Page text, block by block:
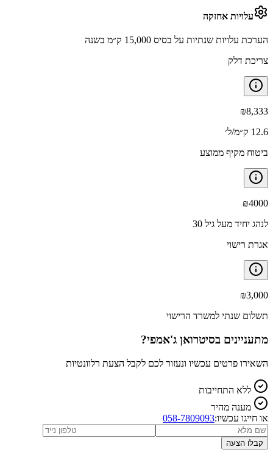
עלויות אחזקה
הערכת עלויות שנתיות על בסיס 15,000 ק״מ בשנה
צריכת דלק
₪8,333
12.6 ק״מ/ל׳
ביטוח מקיף ממוצע
₪4000
לנהג יחיד מעל גיל 30
אגרת רישוי
₪3,000
תשלום שנתי למשרד הרישוי
מתעניינים בסיטרואן ג'אמפי?
השאירו פרטים עכשיו ונעזור לכם לקבל הצעת רלוונטיות
ללא התחייבות
מענה מהיר
או חייגו עכשיו:058-7809093
קבלו הצעה